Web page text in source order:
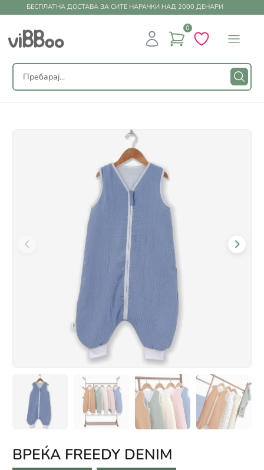
БЕСПЛАТНА ДОСТАВА ЗА СИТЕ НАРАЧКИ НАД 2000 ДЕНАРИ
0
ВРЕЌА FREEDY DENIM